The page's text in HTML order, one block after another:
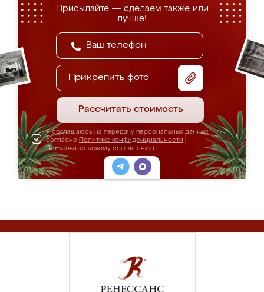
Присылайте — сделаем также или
лучше!
Прикрепить фото
Рассчитать стоимость
Я соглашаюсь на передачу персональных данных
согласно Политике конфиденциальности
Пользовательскому соглашению